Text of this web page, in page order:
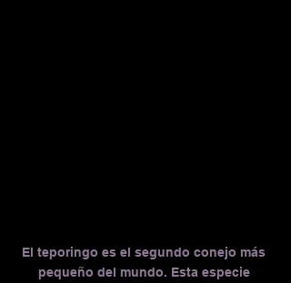
El teporingo es el segundo conejo más
pequeño del mundo. Esta especie